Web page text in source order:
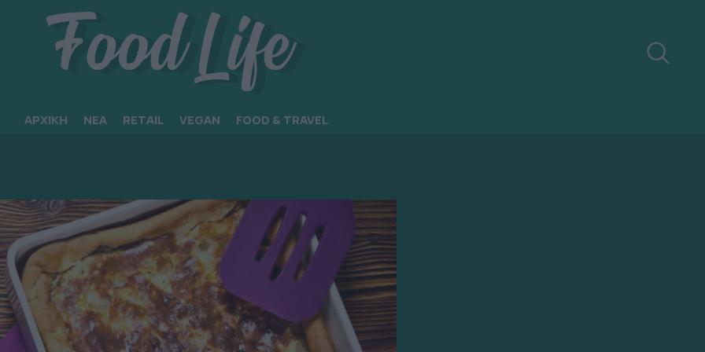
ΑΡΧΙΚΗ ΝΕΑ RETAIL VEGAN FOOD & TRAVEL